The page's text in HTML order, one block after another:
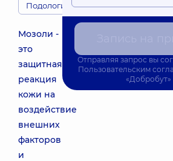
Подологи
Мозоли -
это
защитная
реакция
кожи на
воздействие
внешних
факторов
и
Отправляя запрос вы
Пользовательским
«Добробут»